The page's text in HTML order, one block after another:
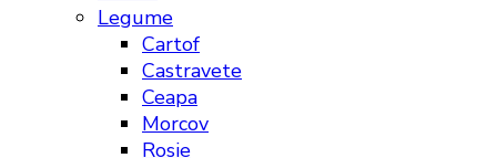
Legume
Cartof
Castravete
Ceapa
Morcov
Rosie